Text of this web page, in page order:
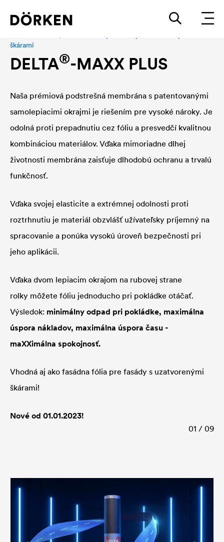
škárami
DELTA®-MAXX PLUS
Naša prémiová podstrešná membrána s patentovanými
samolepiacimi okrajmi je riešením pre vysoké nároky. Je
odolná proti prepadnutiu cez fóliu a presvedčí kvalitnou
kombináciou materiálov. Vďaka mimoriadne dlhej
životnosti membrána zaisťuje dlhodobú ochranu a trvalú
funkčnosť.
Vďaka svojej elasticite a extrémnej odolnosti proti
roztrhnutiu je materiál obzvlášť užívateľsky príjemný na
spracovanie a ponúka vysokú úroveň bezpečnosti pri
jeho aplikácii.
Vďaka dvom lepiacim okrajom na rubovej strane
rolky môžete fóliu jednoducho pri pokládke otáčať.
Výsledok: minimálny odpad pri pokládke, maximálna
úspora nákladov, maximálna úspora času -
maXXimálna spokojnosť.
Vhodná aj ako fasádna fólia pre fasády s uzatvorenými
škárami!
Nové od 01.01.2023!
01 / 09